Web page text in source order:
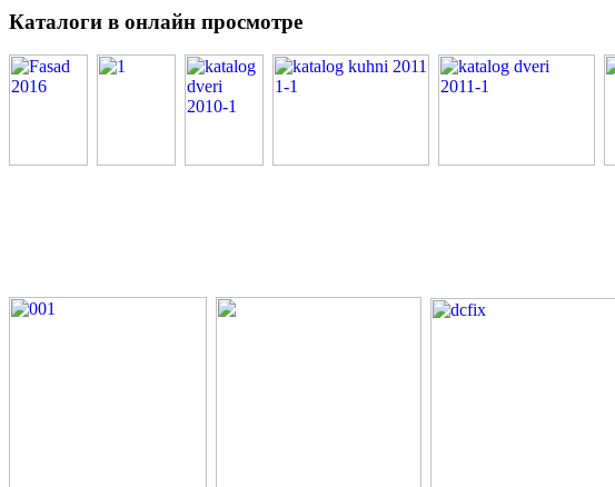
Каталоги в онлайн просмотре